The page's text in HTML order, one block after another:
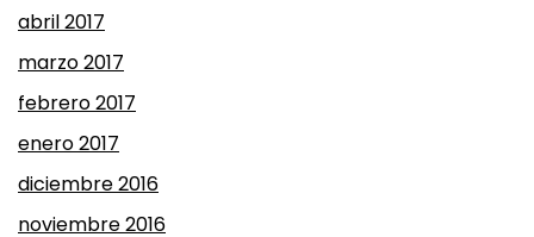
abril 2017
marzo 2017
febrero 2017
enero 2017
diciembre 2016
noviembre 2016